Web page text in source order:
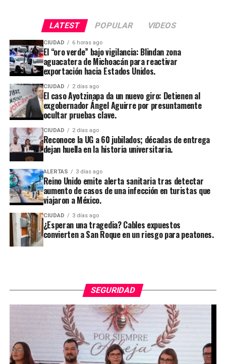
LATEST POPULAR VIDEOS
CIUDAD 6 horas ago
El “oro verde” bajo vigilancia: Blindan zona
aguacatera de Michoacán para reactivar
exportación hacia Estados Unidos.
CIUDAD 2 días ago
El caso Ayotzinapa da un nuevo giro: Detienen al
exgobernador Ángel Aguirre por presuntamente
ocultar pruebas clave.
CIUDAD 2 días ago
Reconoce la UG a 60 jubilados; décadas de entrega
dejan huella en la historia universitaria.
ALERTAS 3 días ago
Reino Unido emite alerta sanitaria tras detectar
aumento de casos de una infección en turistas que
viajaron a México.
CIUDAD 3 días ago
¿Esperan una tragedia? Cables expuestos
convierten a San Roque en un riesgo para peatones.
SEGURIDAD